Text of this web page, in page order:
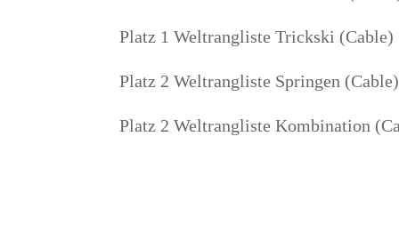
Platz 1 Welt­rang­lis­te Trick­ski (Cable)
Platz 2 Welt­rang­lis­te Sprin­gen (Cable)
Platz 2 Welt­rang­lis­te Kom­bi­na­ti­on